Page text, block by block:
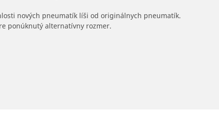
nových pneumatík líši od originálnych pneumatík.
ponúknutý alternatívny rozmer.